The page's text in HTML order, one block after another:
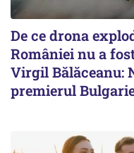
De ce drona
României nu a
Virgil Bălăceanu:
premierul